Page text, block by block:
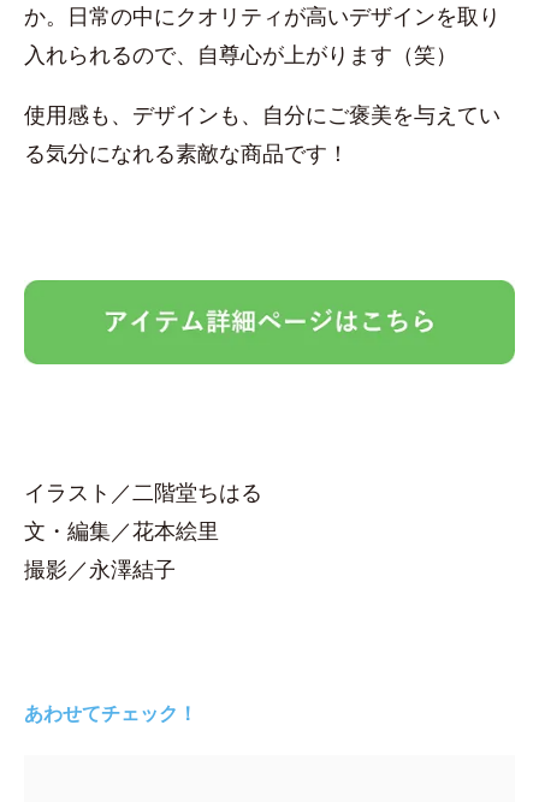
か。日常の中にクオリティが高いデザインを取り
入れられるので、自尊心が上がります（笑）
使用感も、デザインも、自分にご褒美を与えてい
る気分になれる素敵な商品です！
イラスト／二階堂ちはる
文・編集／花本絵里
撮影／永澤結子
あわせてチェック！